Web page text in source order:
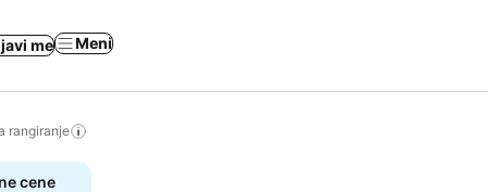
me Meni
rangiranje
cene